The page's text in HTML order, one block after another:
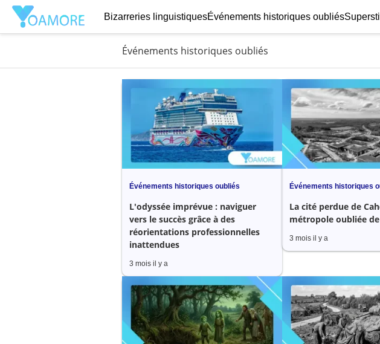
Bizarreries linguistiquesÉvénements historiques oubliés
Événements historiques oubliés
Événements historiques oubliés
L'odyssée imprévue : naviguer
vers le succès grâce à des
réorientations professionnelles
inattendues
3 mois il y a
Événements historiques
La cité perdue de
métropole oubliée
3 mois il y a